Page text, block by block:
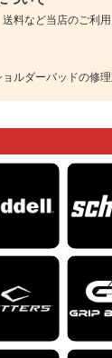
料など当店のご利
ルダーパッドの修